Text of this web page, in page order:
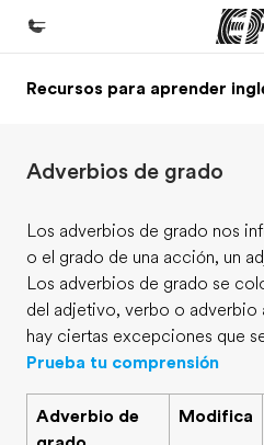
Inicio
Programas
Oficinas
Sobre nosotros
Trabajos
Recursos para aprender
Adverbios de grado
Los adverbios de grado nos
o el grado de una acción, un
Los adverbios de grado se
del adjetivo, verbo o adverbio
hay ciertas excepciones que
Prueba tu comprensión
Adverbio de
Modifica